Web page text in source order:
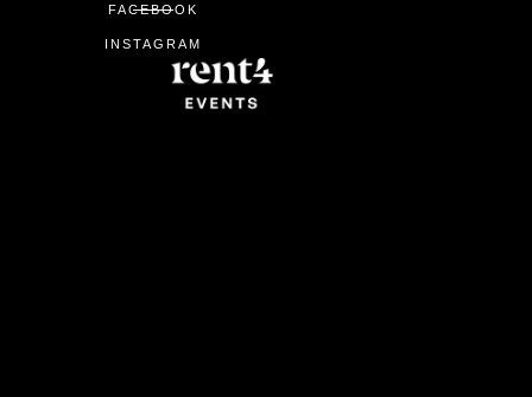
FACEBOOK
INSTAGRAM